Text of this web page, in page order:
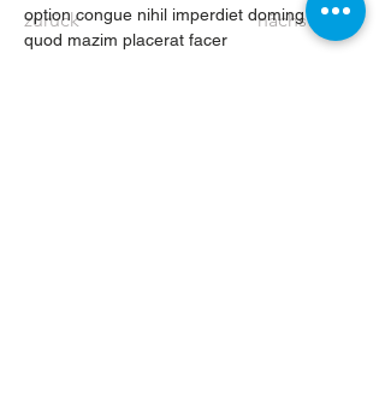
zurück nächster
option congue nihil imperdiet doming id
quod mazim placerat facer